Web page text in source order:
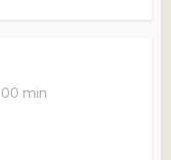
00 min